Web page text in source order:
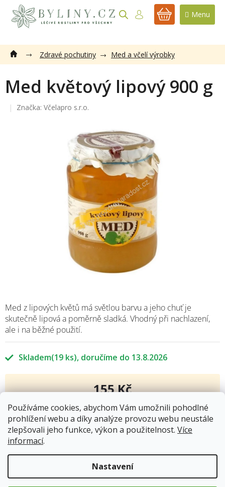
Používáme cookies, abychom Vám umožnili pohodlné
prohlížení webu a díky analýze provozu webu neustále
zlepšovali jeho funkce, výkon a použitelnost. Více
informací.
Nastavení
obsah
NÁKUPNÍ
Zdravé pochutiny Med a včelí výrobky
Med květový lipový 900 g
Značka: Včelapro s.r.o.
Skladem(19 ks) 13.8.2026
Med z lipových květů má světlou barvu a jeho chuť je
skutečně lipová a poměrně sladká. Vhodný při nachlazení,
ale i na běžné použití.
Med a včelí výrobky
Hmotnost
155 Kč
cena:
Přidat do košíku